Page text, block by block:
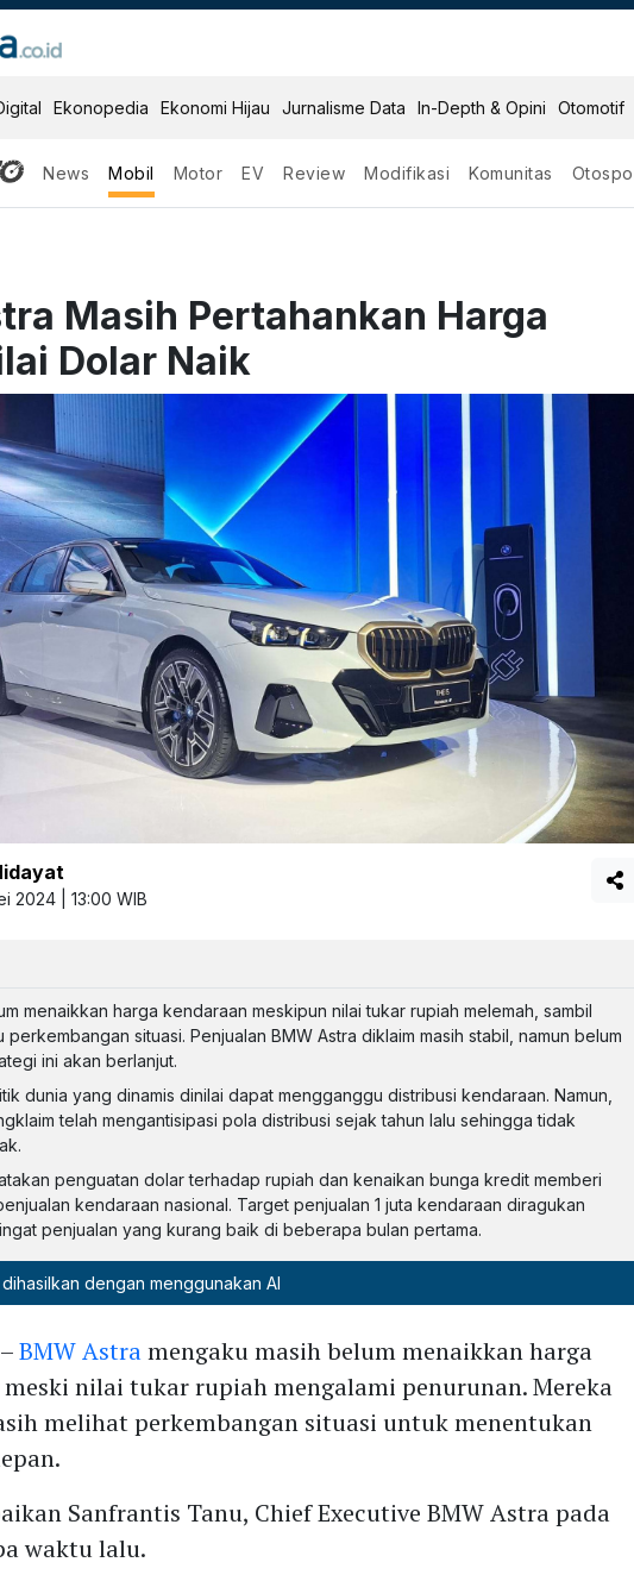
Ekonopedia Ekonomi Hijau Jurnalisme Data In-Depth & Opini Otomotif
News Mobil Motor EV Review Modifikasi Komunitas
Masih Pertahankan Harga
Dolar Naik
2024 | 13:00 WIB
menaikkan harga kendaraan meskipun nilai tukar rupiah melemah, sambil
perkembangan situasi. Penjualan BMW Astra diklaim masih stabil, namun belum
ini akan berlanjut.
dunia yang dinamis dinilai dapat mengganggu distribusi kendaraan. Namun,
telah mengantisipasi pola distribusi sejak tahun lalu sehingga tidak
penguatan dolar terhadap rupiah dan kenaikan bunga kredit memberi
kendaraan nasional. Target penjualan 1 juta kendaraan diragukan
penjualan yang kurang baik di beberapa bulan pertama.
dengan menggunakan AI
–BMW Astramengaku masih belum menaikkan harga
nilai tukar rupiah mengalami penurunan. Mereka
melihat perkembangan situasi untuk menentukan
Sanfrantis Tanu, Chief Executive BMW Astra pada
waktu lalu.